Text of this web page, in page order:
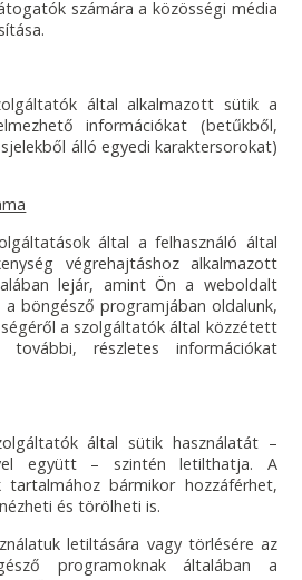
számára a közösségi média
által alkalmazott sütik a
információkat (betűkből,
álló egyedi karaktersorokat)
által a felhasználó által
végrehajtáshoz alkalmazott
lejár, amint Ön a weboldalt
a böngésző programjában oldalunk,
a szolgáltatók által közzétett
további, részletes információkat
által sütik használatát –
együtt – szintén letilthatja. A
bármikor hozzáférhet,
és törölheti is.
letiltására vagy törlésére az
programoknak általában a